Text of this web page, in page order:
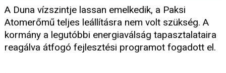
A Duna vízszintje lassan emelkedik, a Paksi
Atomerőmű teljes leállításra nem volt szükség. A
kormány a legutóbbi energiaválság tapasztalataira
reagálva átfogó fejlesztési programot fogadott el.